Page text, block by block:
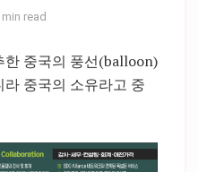
read
한 중국의 풍선(balloon)
중국의 소유라고 중